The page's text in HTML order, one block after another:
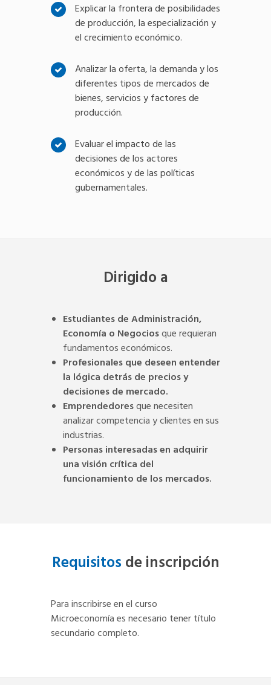
Explicar la frontera de posibilidades
de producción, la especialización y
el crecimiento económico.
Analizar la oferta, la demanda y los
diferentes tipos de mercados de
bienes, servicios y factores de
producción.
Evaluar el impacto de las
decisiones de los actores
económicos y de las políticas
gubernamentales.
Dirigido a
Estudiantes de Administración,
Economía o Negociosque requieran
fundamentos económicos.
Profesionales que deseen entender
la lógica detrás de precios y
decisiones de mercado.
Emprendedoresque necesiten
analizar competencia y clientes en sus
industrias.
Personas interesadas en adquirir
una visión crítica del
funcionamiento de los mercados.
Requisitos de inscripción
Para inscribirse en el curso
Microeconomía es necesario tener título
secundario completo.